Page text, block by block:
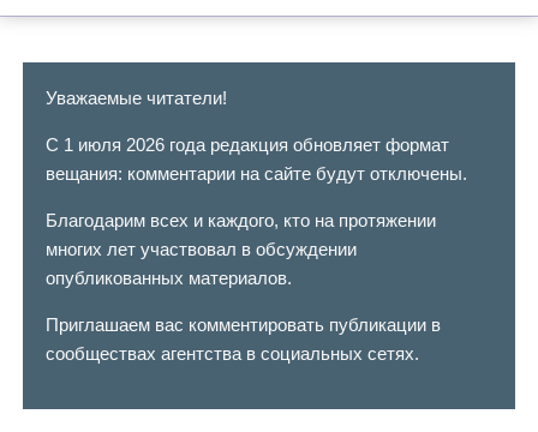
Уважаемые читатели!
С 1 июля 2026 года редакция обновляет формат
вещания: комментарии на сайте будут отключены.
Благодарим всех и каждого, кто на протяжении
многих лет участвовал в обсуждении
опубликованных материалов.
Приглашаем вас комментировать публикации в
сообществах агентства в социальных сетях.